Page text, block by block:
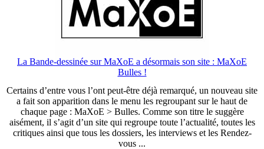
La Bande-dessinée sur MaXoE a désormais son site : MaXoE
Bulles !
Certains d’entre vous l’ont peut-être déjà remarqué, un nouveau site
a fait son apparition dans le menu les regroupant sur le haut de
chaque page : MaXoE > Bulles. Comme son titre le suggère
aisément, il s’agit d’un site qui regroupe toute l’actualité, toutes les
critiques ainsi que tous les dossiers, les interviews et les Rendez-
vous ...